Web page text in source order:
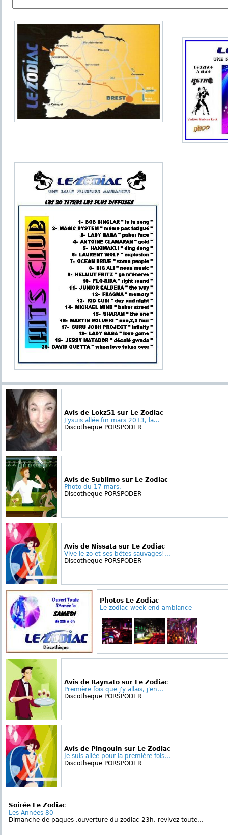
Avis de Lokz51 sur Le Zodiac
J'ysuis allée fin mars 2013, la...
Discotheque PORSPODER
Avis de Sublimo sur Le Zodiac
Photo du 17 mars.
Discotheque PORSPODER
Avis de Nissata sur Le Zodiac
Vive le zo et ses bêtes sauvages!...
Discotheque PORSPODER
Photos Le Zodiac
Le zodiac week-end ambiance
Avis de Raynato sur Le Zodiac
Première fois que j'y allais, j'en...
Discotheque PORSPODER
Avis de Pingouin sur Le Zodiac
Je suis allée pour la première fois...
Discotheque PORSPODER
Soirée Le Zodiac
Les Années 80
Dimanche de paques ,ouverture du zodiac 23h, revivez toute...